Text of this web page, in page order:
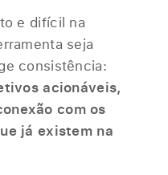
e difícil na
seja
consistência:
acionáveis,
com os
já existem na